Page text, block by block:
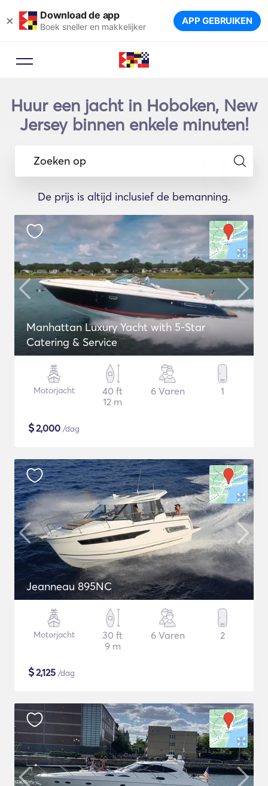
× Download de app
Boek sneller en makkelijker APP GEBRUIKEN
Huur een jacht in Hoboken, New
Jersey binnen enkele minuten!
Zoeken op
De prijs is altijd inclusief de bemanning.
Manhattan Luxury Yacht with 5-Star
Catering & Service
Motorjacht
40 ft
12 m
6 Varen 1
$2,000 /dag
Jeanneau 895NC
Motorjacht
30 ft
9 m
6 Varen 2
$2,125 /dag